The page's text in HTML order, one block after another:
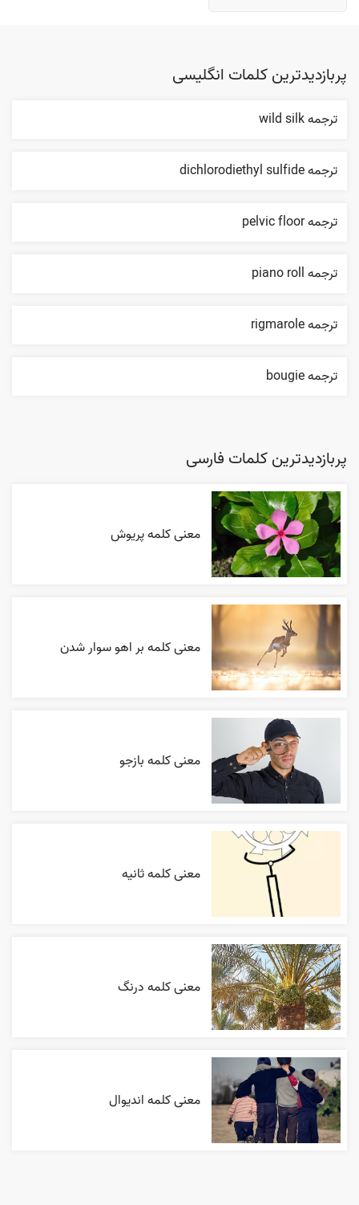
پربازدیدترین کلمات انگلیسی
ترجمه wild silk
ترجمه dichlorodiethyl sulfide
ترجمه pelvic floor
ترجمه piano roll
ترجمه rigmarole
ترجمه bougie
پربازدیدترین کلمات فارسی
معنی کلمه پریوش
معنی کلمه بر اهو سوار شدن
معنی کلمه بازجو
معنی کلمه ثانیه
معنی کلمه درنگ
معنی کلمه اندیوال